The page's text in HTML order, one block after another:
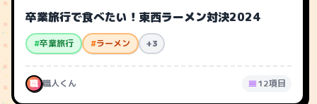
卒業旅行で食べたい！東西ラーメン対決2024
#卒業旅行 #ラーメン +3
職 職人くん 12項目